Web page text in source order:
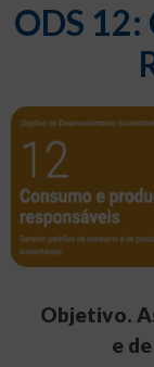
ODS 12:
Objetivo.
e